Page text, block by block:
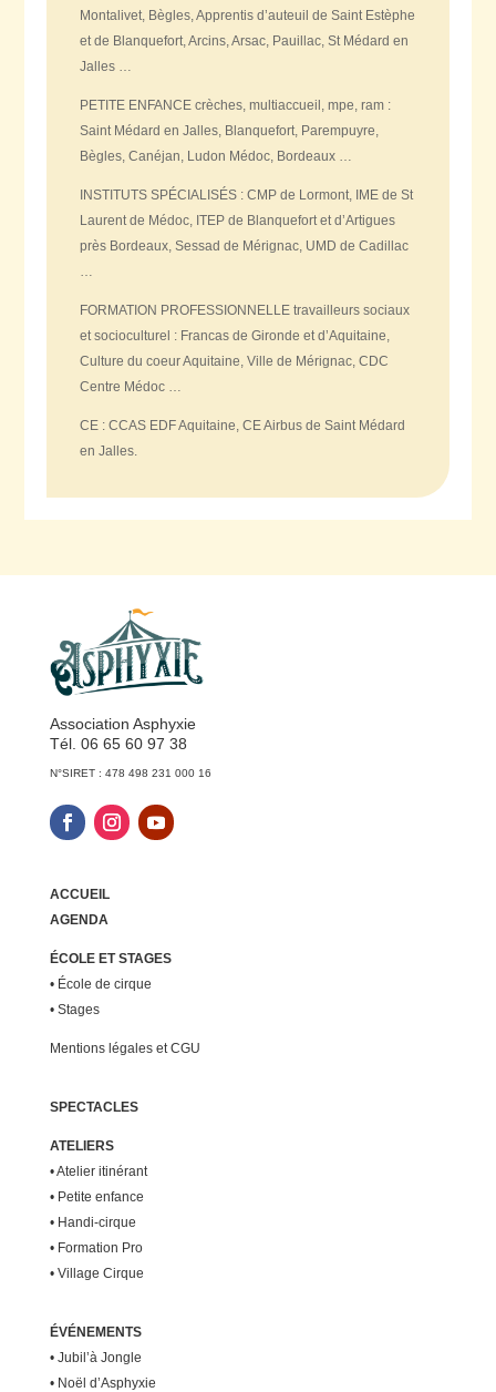
Montalivet, Bègles, Apprentis d’auteuil de Saint Estèphe
et de Blanquefort, Arcins, Arsac, Pauillac, St Médard en
Jalles …
PETITE ENFANCE crèches, multiaccueil, mpe, ram :
Saint Médard en Jalles, Blanquefort, Parempuyre,
Bègles, Canéjan, Ludon Médoc, Bordeaux …
INSTITUTS SPÉCIALISÉS : CMP de Lormont, IME de St
Laurent de Médoc, ITEP de Blanquefort et d’Artigues
près Bordeaux, Sessad de Mérignac, UMD de Cadillac
…
FORMATION PROFESSIONNELLE travailleurs sociaux
et socioculturel : Francas de Gironde et d’Aquitaine,
Culture du coeur Aquitaine, Ville de Mérignac, CDC
Centre Médoc …
CE : CCAS EDF Aquitaine, CE Airbus de Saint Médard
en Jalles.
Association Asphyxie
Tél. 06 65 60 97 38
N°SIRET : 478 498 231 000 16
ACCUEIL
AGENDA
ÉCOLE ET STAGES
• École de cirque
• Stages
Mentions légales et CGU
SPECTACLES
ATELIERS
•Atelier itinérant
• Petite enfance
• Handi-cirque
• Formation Pro
• Village Cirque
ÉVÉNEMENTS
• Jubil’à Jongle
• Noël d’Asphyxie